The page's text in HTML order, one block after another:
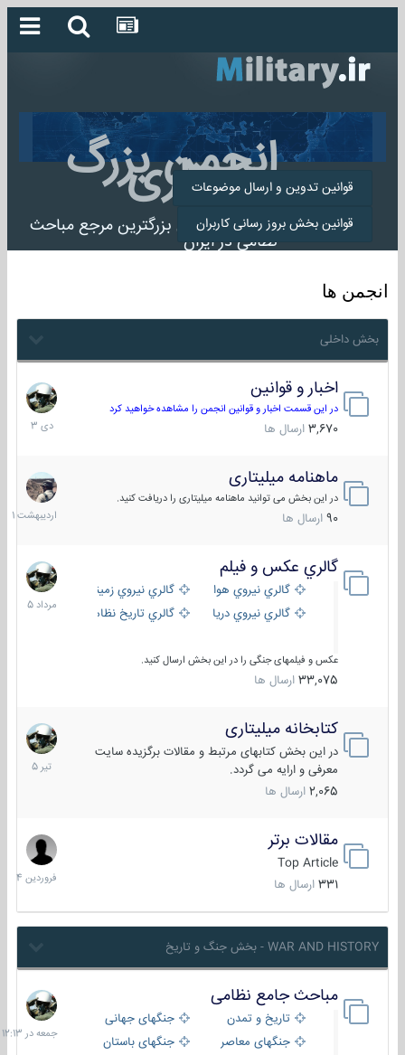
انجمن بزرگ
میلیتاری
انجمن میلیتاری بزرگترین مرجع مباحث
نظامی در ایران
قوانین تدوین و ارسال موضوعات
قوانین بخش بروز رسانی کاربران
انجمن ها
بخش داخلی
اخبار و قوانین
در این قسمت اخبار و قوانین انجمن را مشاهده خواهید کرد
3,670 ارسال ها
22
دی
ماهنامه میلیتاری
در این بخش می توانید ماهنامه میلیتاری را دریافت کنید.
90 ارسال ها
30
1401
گالري عكس و فيلم
گالري نيروي هوايي
گالري نيروي زميني
گالري نيروي دريايي
گالري تاریخ نظامی
عکس و فیلمهای جنگی را در این بخش ارسال کنید.
33,075 ارسال ها
13
مرداد
کتابخانه میلیتاری
در این بخش کتابهای مرتبط و مقالات برگزیده سایت
معرفی و ارایه می گردد.
2,065 ارسال ها
16
تیر
مقالات برتر
Top Article
331 ارسال ها
29
1404
WAR AND HISTORY - بخش جنگ و تاریخ
مباحث جامع نظامی
تاریخ و تمدن
جنگهای جهانی
جنگهای معاصر
جنگهای باستان
جمعه
در
12:13